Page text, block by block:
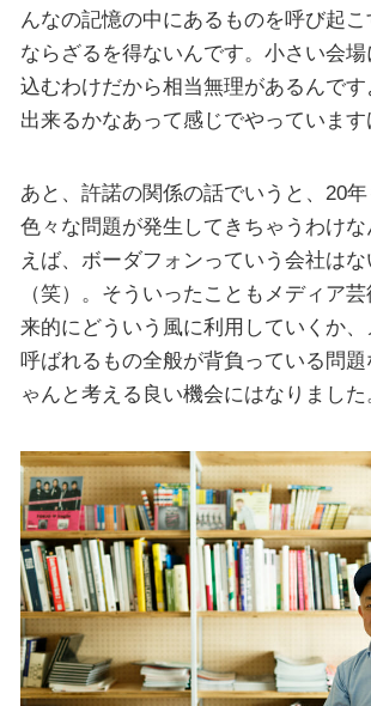
んなの記憶の中にあるものを呼び起
ならざるを得ないんです。小さい会
込むわけだから相当無理があるんで
出来るかなあって感じでやっています
あと、許諾の関係の話でいうと、20
色々な問題が発生してきちゃうわけな
えば、ボーダフォンっていう会社は
（笑）。そういったこともメディア
来的にどういう風に利用していくか、
呼ばれるもの全般が背負っている問
ゃんと考える良い機会にはなりました